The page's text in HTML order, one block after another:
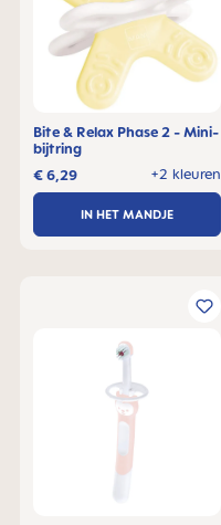
Bite & Relax Phase 2 - Mini-
bijtring
+2 kleuren
€ 6,29
IN HET MANDJE